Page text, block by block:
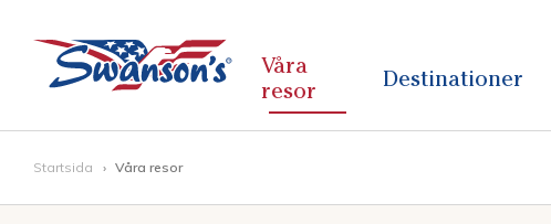
Våra
resor
Destinationer
Startsida Våra resor